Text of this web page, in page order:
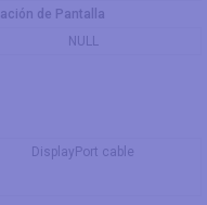
de Pantalla
NULL
DisplayPort cable